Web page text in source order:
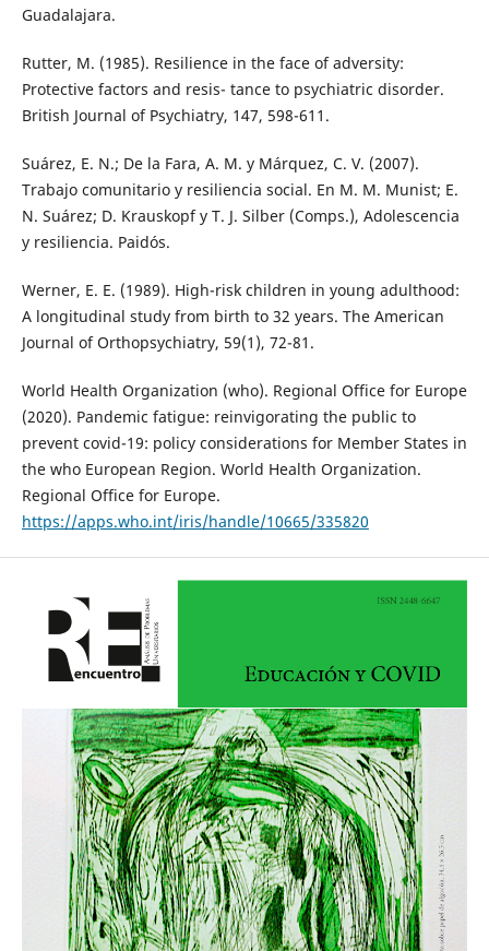
Guadalajara.
Rutter, M. (1985). Resilience in the face of adversity:
Protective factors and resis- tance to psychiatric disorder.
British Journal of Psychiatry, 147, 598-611.
Suárez, E. N.; De la Fara, A. M. y Márquez, C. V. (2007).
Trabajo comunitario y resiliencia social. En M. M. Munist; E.
N. Suárez; D. Krauskopf y T. J. Silber (Comps.), Adolescencia
y resiliencia. Paidós.
Werner, E. E. (1989). High-risk children in young adulthood:
A longitudinal study from birth to 32 years. The American
Journal of Orthopsychiatry, 59(1), 72-81.
World Health Organization (who). Regional Office for Europe
(2020). Pandemic fatigue: reinvigorating the public to
prevent covid-19: policy considerations for Member States in
the who European Region. World Health Organization.
Regional Office for Europe.
https://apps.who.int/iris/handle/10665/335820